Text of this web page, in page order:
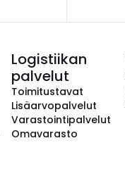
Logistiikan
palvelut
Toimitustavat
Lisäarvopalvelut
Varastointipalvelut
Omavarasto